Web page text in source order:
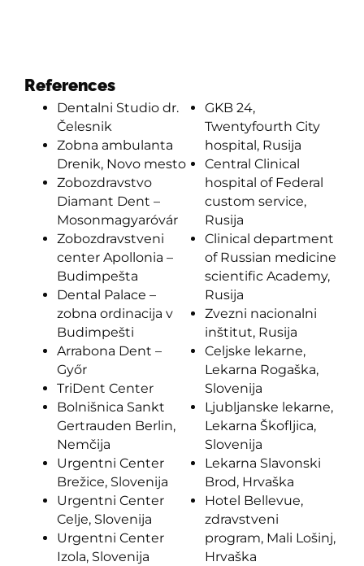
References
Dentalni Studio dr.
Čelesnik
Zobna ambulanta
Drenik, Novo mesto
Zobozdravstvo
Diamant Dent –
Mosonmagyaróvár
Zobozdravstveni
center Apollonia –
Budimpešta
Dental Palace –
zobna ordinacija v
Budimpešti
Arrabona Dent –
Győr
TriDent Center
Bolnišnica Sankt
Gertrauden Berlin,
Nemčija
Urgentni Center
Brežice, Slovenija
Urgentni Center
Celje, Slovenija
Urgentni Center
Izola, Slovenija
GKB 24,
Twentyfourth City
hospital, Rusija
Central Clinical
hospital of Federal
custom service,
Rusija
Clinical department
of Russian medicine
scientific Academy,
Rusija
Zvezni nacionalni
inštitut, Rusija
Celjske lekarne,
Lekarna Rogaška,
Slovenija
Ljubljanske lekarne,
Lekarna Škofljica,
Slovenija
Lekarna Slavonski
Brod, Hrvaška
Hotel Bellevue,
zdravstveni
program, Mali Lošinj,
Hrvaška